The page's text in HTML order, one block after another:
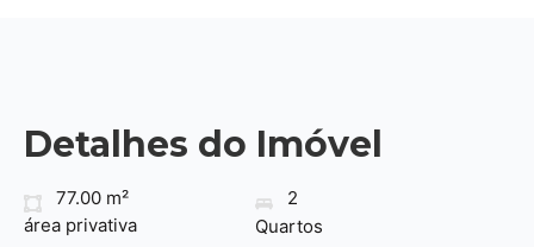
Detalhes do Imóvel
77.00 m²
área privativa
2
Quartos